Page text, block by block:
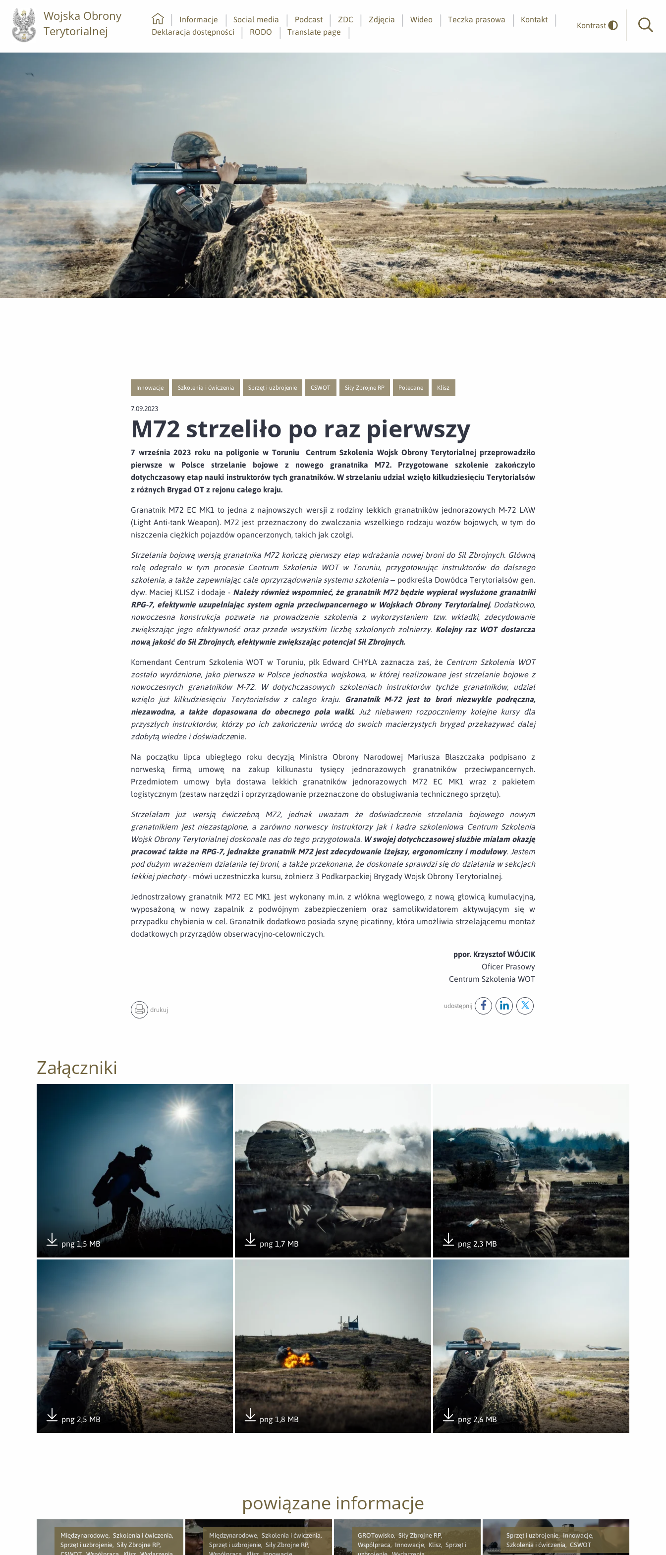
Wojska Obrony
Terytorialnej
Strona główna
Informacje Social media Podcast ZDC Zdjęcia Wideo Teczka prasowa
Kontakt
Deklaracja dostępności
RODO Translate page
Kontrast
Innowacje
Przejście do nowej strony z listą publikacji o kategorii Innowacje
Szkolenia i ćwiczenia
Przejście do nowej strony z listą publikacji o kategorii Szkolenia i ćwiczenia
Sprzęt i uzbrojenie
Przejście do nowej strony z listą publikacji o kategorii Sprzęt i uzbrojenie
CSWOT
Przejście do nowej strony z listą publikacji o kategorii CSWOT
Siły Zbrojne RP
Przejście do nowej strony z listą publikacji o kategorii Siły Zbrojne RP
Polecane
Przejście do nowej strony z listą publikacji o kategorii Polecane
Klisz
Przejście do nowej strony z listą publikacji o kategorii Klisz
7.09.2023
M72 strzeliło po raz pierwszy
7 września 2023 roku na poligonie w Toruniu Centrum Szkolenia Wojsk Obrony Terytorialnej przeprowadziło
pierwsze w Polsce strzelanie bojowe z nowego granatnika M72. Przygotowane szkolenie zakończyło
dotychczasowy etap nauki instruktorów tych granatników. W strzelaniu udział wzięło kilkudziesięciu Terytorialsów
z różnych Brygad OT z rejonu całego kraju.
Granatnik M72 EC MK1 to jedna z najnowszych wersji z rodziny lekkich granatników jednorazowych M-72 LAW
(Light Anti-tank Weapon). M72 jest przeznaczony do zwalczania wszelkiego rodzaju wozów bojowych, w tym do
niszczenia ciężkich pojazdów opancerzonych, takich jak czołgi.
Strzelania bojową wersją granatnika M72 kończą pierwszy etap wdrażania nowej broni do Sił Zbrojnych. Główną
rolę odegrało w tym procesie Centrum Szkolenia WOT w Toruniu, przygotowując instruktorów do dalszego
szkolenia, a także zapewniając całe oprzyrządowania systemu szkolenia – podkreśla Dowódca Terytorialsów gen.
dyw. Maciej KLISZ i dodaje - Należy również wspomnieć, że granatnik M72 będzie wypierał wysłużone granatniki
RPG-7, efektywnie uzupełniając system ognia przeciwpancernego w Wojskach Obrony Terytorialnej. Dodatkowo,
nowoczesna konstrukcja pozwala na prowadzenie szkolenia z wykorzystaniem tzw. wkładki, zdecydowanie
zwiększając jego efektywność oraz przede wszystkim liczbę szkolonych żołnierzy. Kolejny raz WOT dostarcza
nową jakość do Sił Zbrojnych, efektywnie zwiększając potencjał Sił Zbrojnych.
Komendant Centrum Szkolenia WOT w Toruniu, płk Edward CHYŁA zaznacza zaś, że Centrum Szkolenia WOT
zostało wyróżnione, jako pierwsza w Polsce jednostka wojskowa, w której realizowane jest strzelanie bojowe z
nowoczesnych granatników M-72. W dotychczasowych szkoleniach instruktorów tychże granatników, udział
wzięło już kilkudziesięciu Terytorialsów z całego kraju. Granatnik M-72 jest to broń niezwykle podręczna,
niezawodna, a także dopasowana do obecnego pola walki.Już niebawem rozpoczniemy kolejne kursy dla
przyszłych instruktorów, którzy po ich zakończeniu wrócą do swoich macierzystych brygad przekazywać dalej
zdobytą wiedze i doświadczenie.
Na początku lipca ubiegłego roku decyzją Ministra Obrony Narodowej Mariusza Błaszczaka podpisano z
norweską firmą umowę na zakup kilkunastu tysięcy jednorazowych granatników przeciwpancernych.
Przedmiotem umowy była dostawa lekkich granatników jednorazowych M72 EC MK1 wraz z pakietem
logistycznym (zestaw narzędzi i oprzyrządowanie przeznaczone do obsługiwania technicznego sprzętu).
Strzelałam już wersją ćwiczebną M72, jednak uważam że doświadczenie strzelania bojowego nowym
granatnikiem jest niezastąpione, a zarówno norwescy instruktorzy jak i kadra szkoleniowa Centrum Szkolenia
Wojsk Obrony Terytorialnej doskonale nas do tego przygotowała. W swojej dotychczasowej służbie miałam okazję
pracować także na RPG-7, jednakże granatnik M72 jest zdecydowanie lżejszy, ergonomiczny i modułowy. Jestem
pod dużym wrażeniem działania tej broni, a także przekonana, że doskonale sprawdzi się do działania w sekcjach
lekkiej piechoty- mówi uczestniczka kursu, żołnierz 3 Podkarpackiej Brygady Wojsk Obrony Terytorialnej.
Jednostrzałowy granatnik M72 EC MK1 jest wykonany m.in. z włókna węglowego, z nową głowicą kumulacyjną,
wyposażoną w nowy zapalnik z podwójnym zabezpieczeniem oraz samolikwidatorem aktywującym się w
przypadku chybienia w cel. Granatnik dodatkowo posiada szynę picatinny, która umożliwia strzelającemu montaż
dodatkowych przyrządów obserwacyjno-celowniczych.
ppor. Krzysztof WÓJCIK
Oficer Prasowy
Centrum Szkolenia WOT
drukuj
udostępnij
Załączniki
Otwórz załącznik M72 strzeliło po raz pierwszy
png 1,5 MB
Pobierz załącznik
png 1,7 MB
Pobierz załącznik
png 2,3 MB
Pobierz załącznik
png 2,5 MB
Pobierz załącznik
png 1,8 MB
Pobierz załącznik
png 2,6 MB
Pobierz załącznik
powiązane informacje
Międzynarodowe, Szkolenia i ćwiczenia,
Sprzęt i uzbrojenie, Siły Zbrojne RP,
Międzynarodowe, Szkolenia i ćwiczenia,
Sprzęt i uzbrojenie, Siły Zbrojne RP,
GROTowisko, Siły Zbrojne RP,
Współpraca, Innowacje, Klisz, Sprzęt i
Sprzęt i uzbrojenie, Innowacje,
Szkolenia i ćwiczenia, CSWOT